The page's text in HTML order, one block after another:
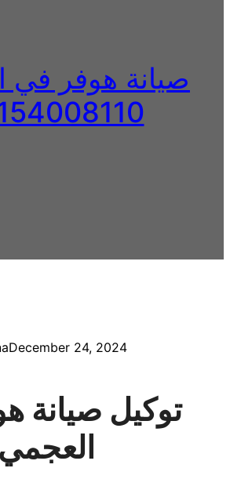
صيانة هوفر في
December 24, 2024
توكيل صيانة
العجمي